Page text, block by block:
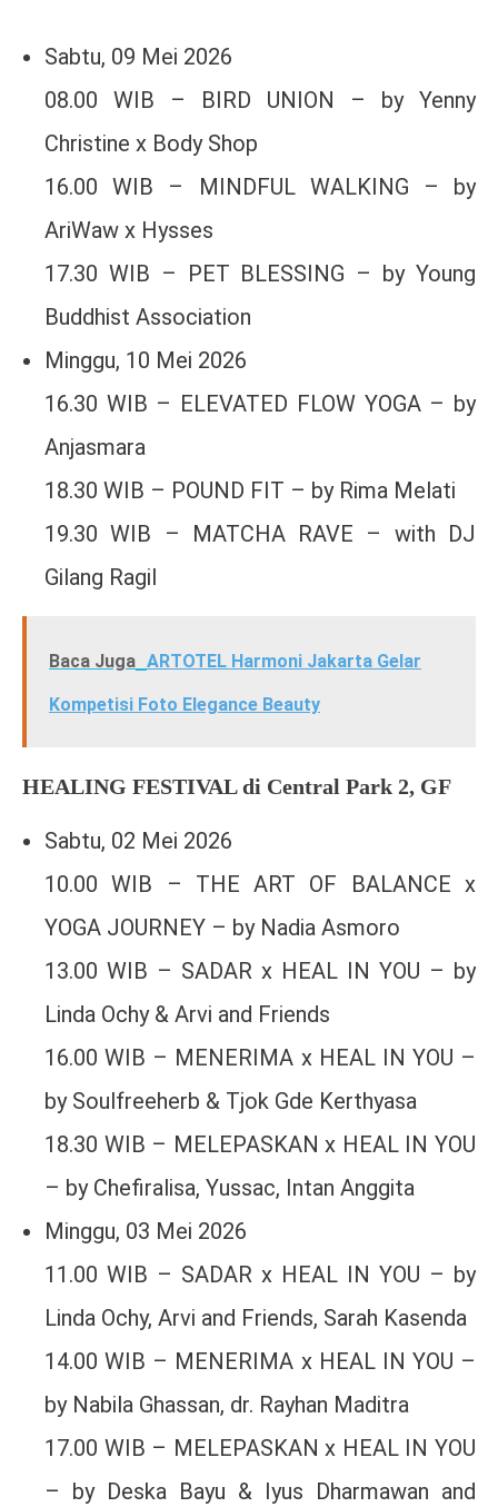
Sabtu, 09 Mei 2026
08.00 WIB – BIRD UNION – by Yenny
Christine x Body Shop
16.00 WIB – MINDFUL WALKING – by
AriWaw x Hysses
17.30 WIB – PET BLESSING – by Young
Buddhist Association
Minggu, 10 Mei 2026
16.30 WIB – ELEVATED FLOW YOGA – by
Anjasmara
18.30 WIB – POUND FIT – by Rima Melati
19.30 WIB – MATCHA RAVE – with DJ
Gilang Ragil
Baca Juga ARTOTEL Harmoni Jakarta Gelar
Kompetisi Foto Elegance Beauty
HEALING FESTIVAL di Central Park 2, GF
Sabtu, 02 Mei 2026
10.00 WIB – THE ART OF BALANCE x
YOGA JOURNEY – by Nadia Asmoro
13.00 WIB – SADAR x HEAL IN YOU – by
Linda Ochy & Arvi and Friends
16.00 WIB – MENERIMA x HEAL IN YOU –
by Soulfreeherb & Tjok Gde Kerthyasa
18.30 WIB – MELEPASKAN x HEAL IN YOU
– by Chefiralisa, Yussac, Intan Anggita
Minggu, 03 Mei 2026
11.00 WIB – SADAR x HEAL IN YOU – by
Linda Ochy, Arvi and Friends, Sarah Kasenda
14.00 WIB – MENERIMA x HEAL IN YOU –
by Nabila Ghassan, dr. Rayhan Maditra
17.00 WIB – MELEPASKAN x HEAL IN YOU
– by Deska Bayu & Iyus Dharmawan and